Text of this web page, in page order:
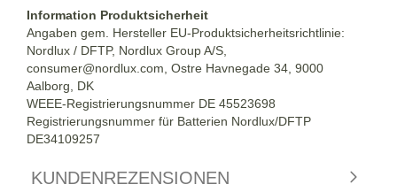
Information Produktsicherheit
Angaben gem. Hersteller EU-Produktsicherheitsrichtlinie:
Nordlux / DFTP, Nordlux Group A/S,
consumer@nordlux.com, Ostre Havnegade 34, 9000
Aalborg, DK
WEEE-Registrierungsnummer DE 45523698
Registrierungsnummer für Batterien Nordlux/DFTP
DE34109257
KUNDENREZENSIONEN